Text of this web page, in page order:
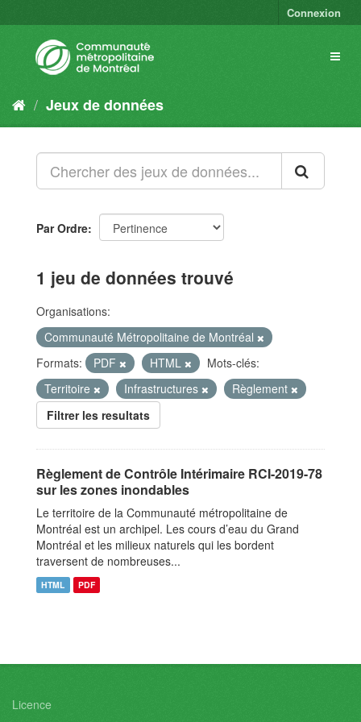
Connexion
Jeux de données
Par Ordre
1 jeu de données trouvé
Organisations:
Communauté Métropolitaine de Montréal
Formats:
PDF HTML
Mots-clés:
Territoire
Infrastructures
Règlement
Filtrer les resultats
Règlement de Contrôle Intérimaire RCI-2019-78
sur les zones inondables
Le territoire de la Communauté métropolitaine de
Montréal est un archipel. Les cours d’eau du Grand
Montréal et les milieux naturels qui les bordent
traversent de nombreuses...
HTML PDF
Licence